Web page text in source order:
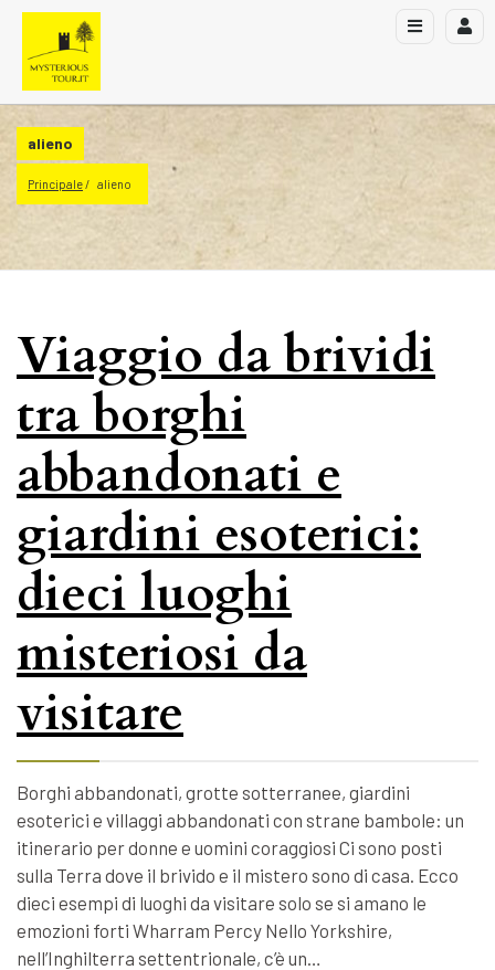
alieno
Principale alieno
Viaggio da brividi
tra borghi
abbandonati e
giardini esoterici:
dieci luoghi
misteriosi da
visitare
Borghi abbandonati, grotte sotterranee, giardini
esoterici e villaggi abbandonati con strane bambole: un
itinerario per donne e uomini coraggiosi Ci sono posti
sulla Terra dove il brivido e il mistero sono di casa. Ecco
dieci esempi di luoghi da visitare solo se si amano le
emozioni forti Wharram Percy Nello Yorkshire,
nell’Inghilterra settentrionale, c’è un…